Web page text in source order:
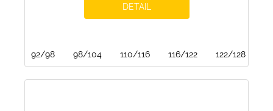
DETAIL
92/98 98/104 110/116 116/122 122/128